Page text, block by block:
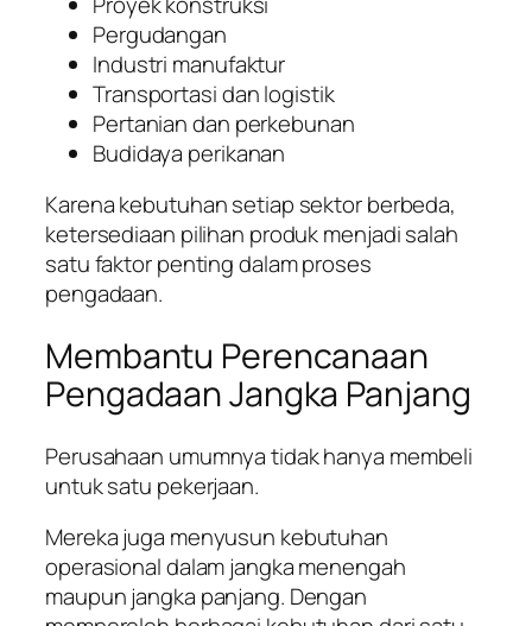
Pergudangan
Industri manufaktur
Transportasi dan logistik
Pertanian dan perkebunan
Budidaya perikanan
Karena kebutuhan setiap sektor berbeda,
ketersediaan pilihan produk menjadi salah
satu faktor penting dalam proses
pengadaan.
Membantu Perencanaan
Pengadaan Jangka Panjang
Perusahaan umumnya tidak hanya membeli
untuk satu pekerjaan.
Mereka juga menyusun kebutuhan
operasional dalam jangka menengah
maupun jangka panjang. Dengan